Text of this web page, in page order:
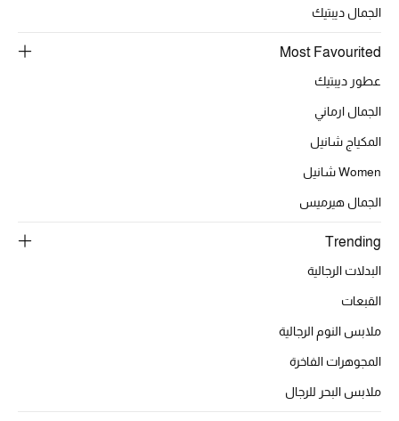
هدايا للنساء
جميع الملابس النسائية
جميع الأحذية النسائية
جميع الإكسسورات النسائية
الجمال ديبتيك
Most Favourited
عطور ديبتيك
الجمال ارماني
المكياج شانيل
Women شانيل
الجمال هيرميس
Trending
البدلات الرجالية
القبعات
ملابس النوم الرجالية
المجوهرات الفاخرة
ملابس البحر للرجال